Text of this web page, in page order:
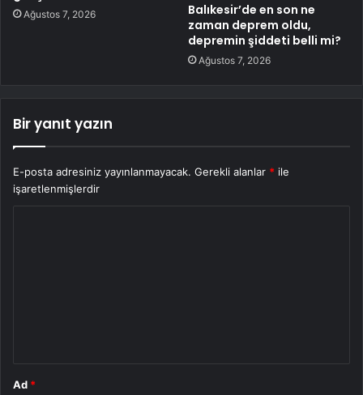
Ağustos 7, 2026
Balıkesir’de en son ne
zaman deprem oldu,
depremin şiddeti belli mi?
Ağustos 7, 2026
Bir yanıt yazın
E-posta adresiniz yayınlanmayacak. Gerekli alanlar * ile
işaretlenmişlerdir
Ad *